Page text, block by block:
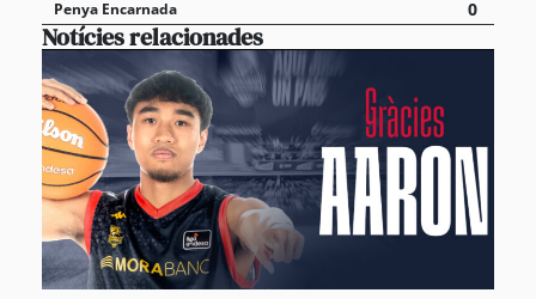
Penya Encarnada 0
Notícies relacionades